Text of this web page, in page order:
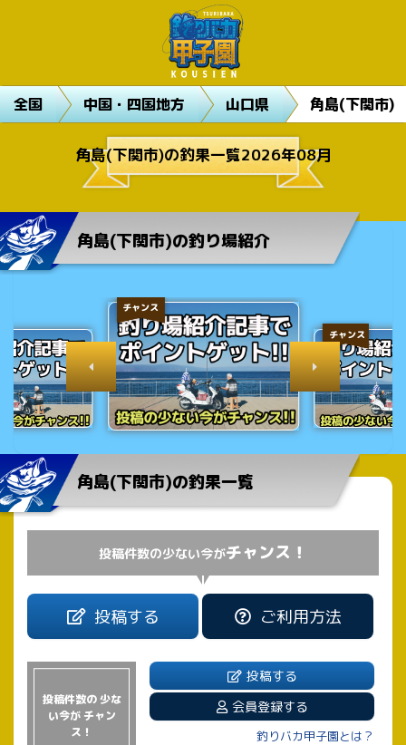
全国 中国・四国地方 山口県 角島(下関市)
角島(下関市)の釣果一覧2026年08月
角島(下関市)の釣り場紹介
チャンス
チャンス
角島(下関市)の釣果一覧
投稿件数の少ない今がチャンス！
投稿する ご利用方法
投稿件数の 少な
い今が チャン
ス！
投稿する
会員登録する
釣りバカ甲子園とは？